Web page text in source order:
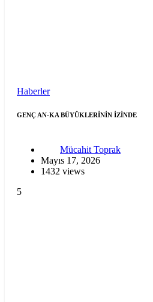
Haberler
GENÇ AN-KA BÜYÜKLERİNİN İZİNDE
Mücahit Toprak
Mayıs 17, 2026
1432 views
5